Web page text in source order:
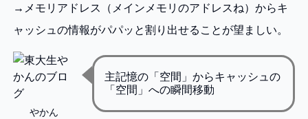
→メモリアドレス（メインメモリのアドレスね）からキ
ャッシュの情報がパパッと割り出せることが望ましい。
やかん
主記憶の「空間」からキャッシュの
「空間」への瞬間移動